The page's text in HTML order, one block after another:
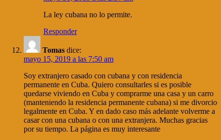
La ley cubana no lo permite.
Responder
Tomas dice:
mayo 15, 2019 a las 7:50 am
Soy extranjero casado con cubana y con residencia
permanente en Cuba. Quiero consultarles si es posible
quedarse viviendo en Cuba y comprarme una casa y un carro
(manteniendo la residencia permanente cubana) si me divorcio
legalmente en Cuba. Y en dado caso más adelante volverme a
casar con una cubana o con una extranjera. Muchas gracias
por su tiempo. La página es muy interesante